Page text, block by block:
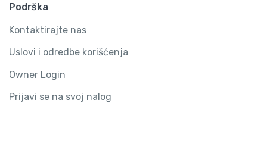
Podrška
Kontaktirajte nas
Uslovi i odredbe korišćenja
Owner Login
Prijavi se na svoj nalog